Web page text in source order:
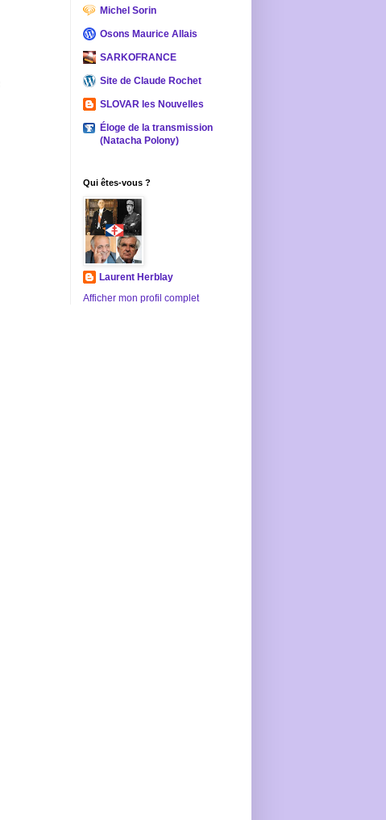
Michel Sorin
Osons Maurice Allais
SARKOFRANCE
Site de Claude Rochet
SLOVAR les Nouvelles
Éloge de la transmission
(Natacha Polony)
Qui êtes-vous ?
Laurent Herblay
Afficher mon profil complet